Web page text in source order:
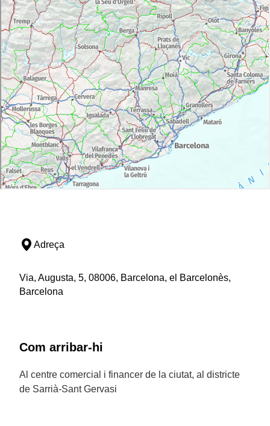
Adreça
Via, Augusta, 5, 08006, Barcelona, el Barcelonès,
Barcelona
Com arribar-hi
Al centre comercial i financer de la ciutat, al districte
de Sarrià-Sant Gervasi